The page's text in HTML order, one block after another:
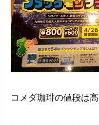
コメダ珈琲の値段は高